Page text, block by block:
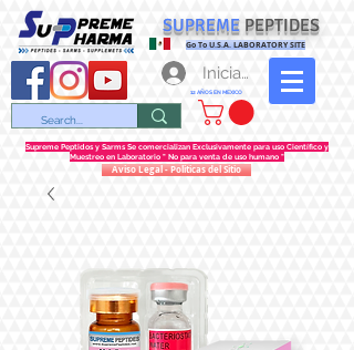
SUPREME PEPTIDES
Go To U.S.A. LABORATORY SITE
12 AÑOS EN MEXICO
Iniciar sesión
Supreme Peptidos y Sarms Se comercializan Exclusivamente para uso Científico y
Muestreo en Laboratorio " No para venta de uso humano "
Aviso Legal - Politicas del Sitio